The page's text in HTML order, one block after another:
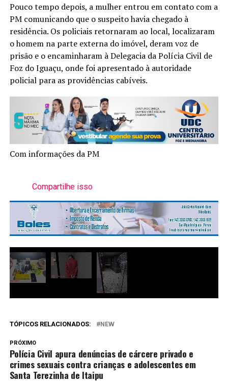
Pouco tempo depois, a mulher entrou em contato com a
PM comunicando que o suspeito havia chegado à
residência. Os policiais retornaram ao local, localizaram
o homem na parte externa do imóvel, deram voz de
prisão e o encaminharam à Delegacia da Polícia Civil de
Foz do Iguaçu, onde foi apresentado à autoridade
policial para as providências cabíveis.
Com informações da PM
Compartilhe isso
TÓPICOS RELACIONADOS: NEW
PRÓXIMO
Polícia Civil apura denúncias de cárcere privado e
crimes sexuais contra crianças e adolescentes em
Santa Terezinha de Itaipu